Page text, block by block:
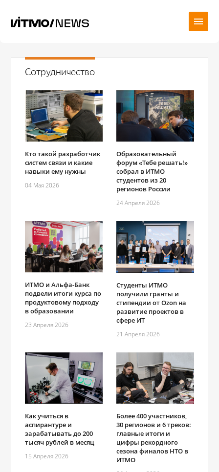
Сотрудничество
Кто такой разработчик
систем связи и какие
навыки ему нужны
04 Мая 2026
Образовательный
форум «Тебе решать!»
собрал в ИТМО
студентов из 20
регионов России
24 Апреля 2026
ИТМО и Альфа-Банк
подвели итоги курса по
продуктовому подходу
в образовании
23 Апреля 2026
Студенты ИТМО
получили гранты и
стипендии от Ozon на
развитие проектов в
сфере ИТ
21 Апреля 2026
Как учиться в
аспирантуре и
зарабатывать до 200
тысяч рублей в месяц
15 Апреля 2026
Более 400 участников,
30 регионов и 6 треков:
главные итоги и
цифры рекордного
сезона финалов НТО в
ИТМО